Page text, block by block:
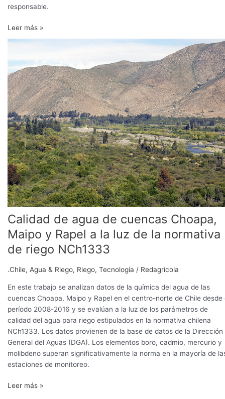
responsable.
Leer más »
Calidad de agua de cuencas Choapa,
Maipo y Rapel a la luz de la normativa
de riego NCh1333
.Chile, Agua & Riego, Riego, Tecnología / Redagrícola
En este trabajo se analizan datos de la química del agua de las
cuencas Choapa, Maipo y Rapel en el centro-norte de Chile desde
período 2008-2016 y se evalúan a la luz de los parámetros de
calidad del agua para riego estipulados en la normativa chilena
NCh1333. Los datos provienen de la base de datos de la Dirección
General del Aguas (DGA). Los elementos boro, cadmio, mercurio y
molibdeno superan significativamente la norma en la mayoría de
estaciones de monitoreo.
Calidad
agua
de
cuencas
Choapa,
Maipo
y
Rapel
a
la
luz
de
la
normativa
de
riego
NCh1333
Leer más »